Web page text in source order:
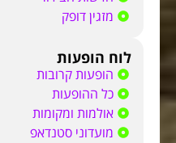
מזגין דופק
לוח הופעות
הופעות קרובות
כל ההופעות
אולמות ומקומות
מועדוני סטנדאפ